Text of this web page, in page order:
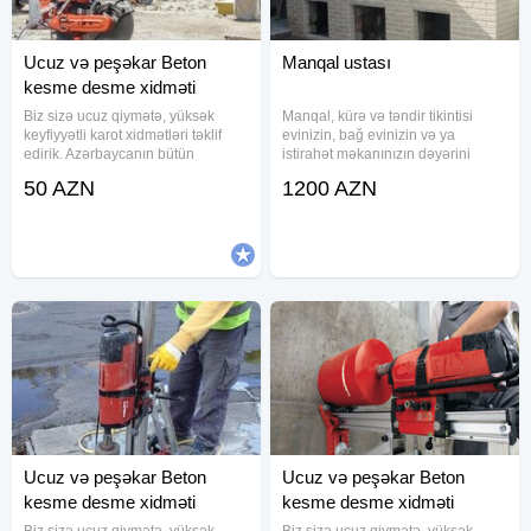
Ucuz və peşəkar Beton
kesme desme xidməti
Biz sizə ucuz qiymətə, yüksək
keyfiyyətli karot xidmətləri təklif
edirik. Azərbaycanın bütün
mənzillərdə təhlükəsiz, zəmanətli
50 AZN
Manqal ustası
Manqal, kürə və təndir tikintisi
evinizin, bağ evinizin və ya
istirahət məkanınızın dəyərini
həllərdən biridir. Manqal kərpic
1200 AZN
Ucuz və peşəkar Beton
kesme desme xidməti
Ucuz və peşəkar Beton
kesme desme xidməti